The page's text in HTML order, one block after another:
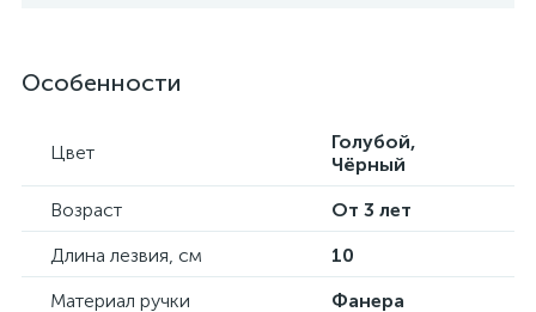
Особенности
Цвет
Голубой,
Чёрный
Возраст
От 3 лет
Длина лезвия, см
10
Материал ручки
Фанера